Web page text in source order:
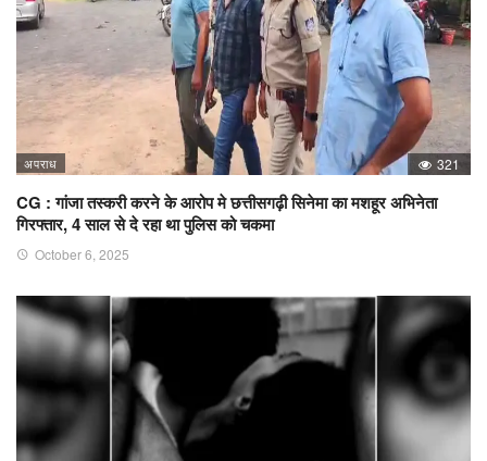
अपराध 321
CG : गांजा तस्करी करने के आरोप मे छत्तीसगढ़ी सिनेमा का मशहूर अभिनेता
गिरफ्तार, 4 साल से दे रहा था पुलिस को चकमा
October 6, 2025